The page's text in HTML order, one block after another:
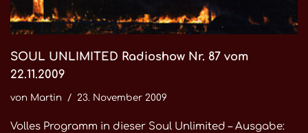
SOUL UNLIMITED Radioshow Nr. 87 vom
22.11.2009
von Martin 23. November 2009
Volles Programm in dieser Soul Unlimited – Ausgabe: